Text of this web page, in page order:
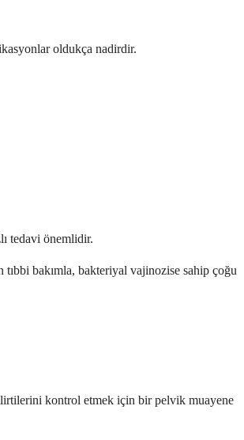
oldukça nadirdir.
tedavi önemlidir.
bakımla, bakteriyal vajinozise sahip çoğu
kontrol etmek için bir pelvik muayene